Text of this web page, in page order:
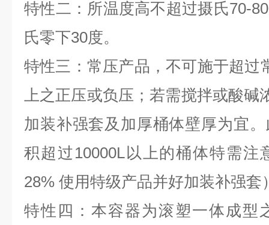
特性二：所温度高不超过摄氏70-
氏零下30度。
特性三：常压产品，不可施于超过
上之正压或负压；若需搅拌或酸碱
加装补强套及加厚桶体壁厚为宜
积超过10000L以上的桶体特需注
28% 使用特级产品并好加装补强套
特性四：本容器为滚塑一体成型